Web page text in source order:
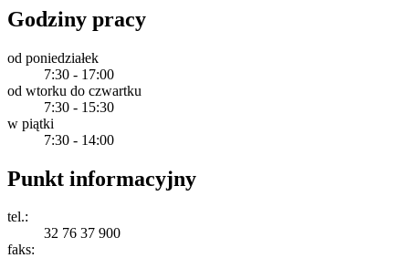
Godziny pracy
od poniedziałek
7:30 - 17:00
od wtorku do czwartku
7:30 - 15:30
w piątki
7:30 - 14:00
Punkt informacyjny
tel.:
32 76 37 900
faks: